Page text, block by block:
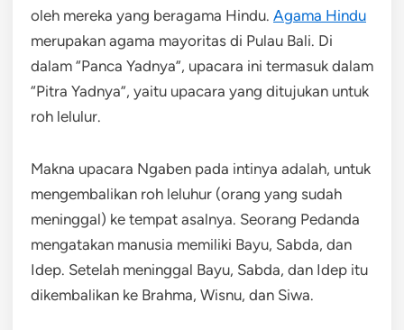
oleh mereka yang beragama Hindu. Agama Hindu
merupakan agama mayoritas di Pulau Bali. Di
dalam “Panca Yadnya”, upacara ini termasuk dalam
“Pitra Yadnya”, yaitu upacara yang ditujukan untuk
roh lelulur.
Makna upacara Ngaben pada intinya adalah, untuk
mengembalikan roh leluhur (orang yang sudah
meninggal) ke tempat asalnya. Seorang Pedanda
mengatakan manusia memiliki Bayu, Sabda, dan
Idep. Setelah meninggal Bayu, Sabda, dan Idep itu
dikembalikan ke Brahma, Wisnu, dan Siwa.